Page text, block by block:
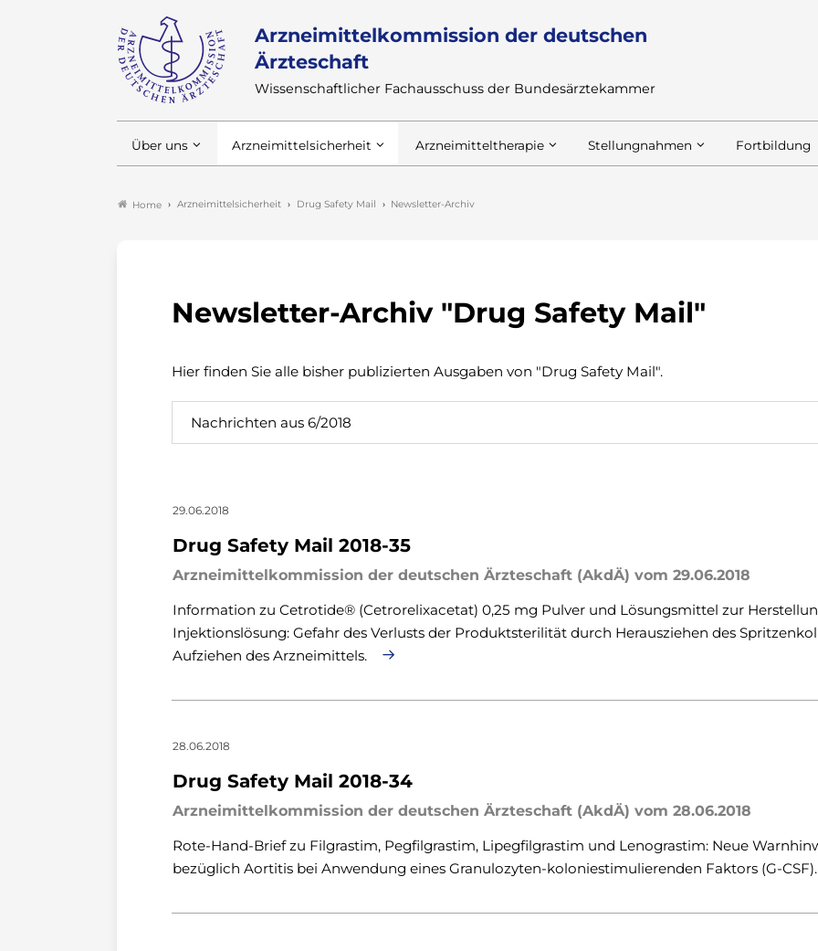
Arzneimittelkommission der deutschen
Ärzteschaft
Wissenschaftlicher Fachausschuss der Bundesärztekammer
Über uns Arzneimittelsicherheit Arzneimitteltherapie Stellungnahmen Fortbildung
Home Arzneimittelsicherheit Drug Safety Mail Newsletter-Archiv
Newsletter-Archiv "Drug Safety Mail"
Hier finden Sie alle bisher publizierten Ausgaben von "Drug Safety Mail".
Nachrichten aus 6/2018
29.06.2018
Drug Safety Mail 2018-35
Arzneimittelkommission der deutschen Ärzteschaft (AkdÄ) vom 29.06.2018
Information zu Cetrotide® (Cetrorelixacetat) 0,25 mg Pulver und Lösungsmittel zur
Injektionslösung: Gefahr des Verlusts der Produktsterilität durch Herausziehen des
Aufziehen des Arzneimittels.
28.06.2018
Drug Safety Mail 2018-34
Arzneimittelkommission der deutschen Ärzteschaft (AkdÄ) vom 28.06.2018
Rote-Hand-Brief zu Filgrastim, Pegfilgrastim, Lipegfilgrastim und Lenograstim: Neue
bezüglich Aortitis bei Anwendung eines Granulozyten-koloniestimulierenden Faktors (G-CSF).